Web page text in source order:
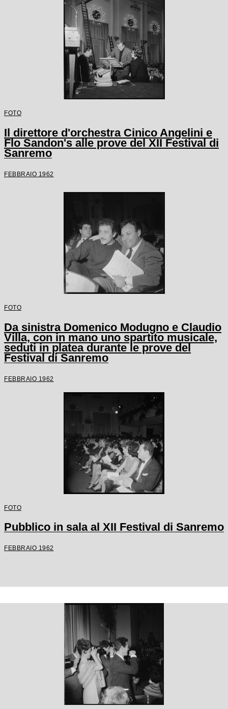
FOTO
Il direttore d'orchestra Cinico Angelini e
Flo Sandon's alle prove del XII Festival di
Sanremo
FEBBRAIO 1962
FOTO
Da sinistra Domenico Modugno e Claudio
Villa, con in mano uno spartito musicale,
seduti in platea durante le prove del
Festival di Sanremo
FEBBRAIO 1962
FOTO
Pubblico in sala al XII Festival di Sanremo
FEBBRAIO 1962